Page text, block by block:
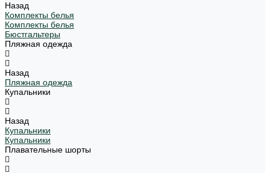
Назад
Комплекты белья
Комплекты белья
Бюстгальтеры
Пляжная одежда
Назад
Пляжная одежда
Купальники
Назад
Купальники
Купальники
Плавательные шорты